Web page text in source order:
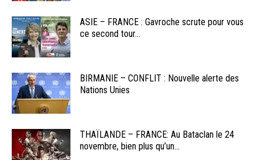
ASIE – FRANCE : Gavroche scrute pour vous
ce second tour...
BIRMANIE – CONFLIT : Nouvelle alerte des
Nations Unies
THAÏLANDE – FRANCE: Au Bataclan le 24
novembre, bien plus qu’un...